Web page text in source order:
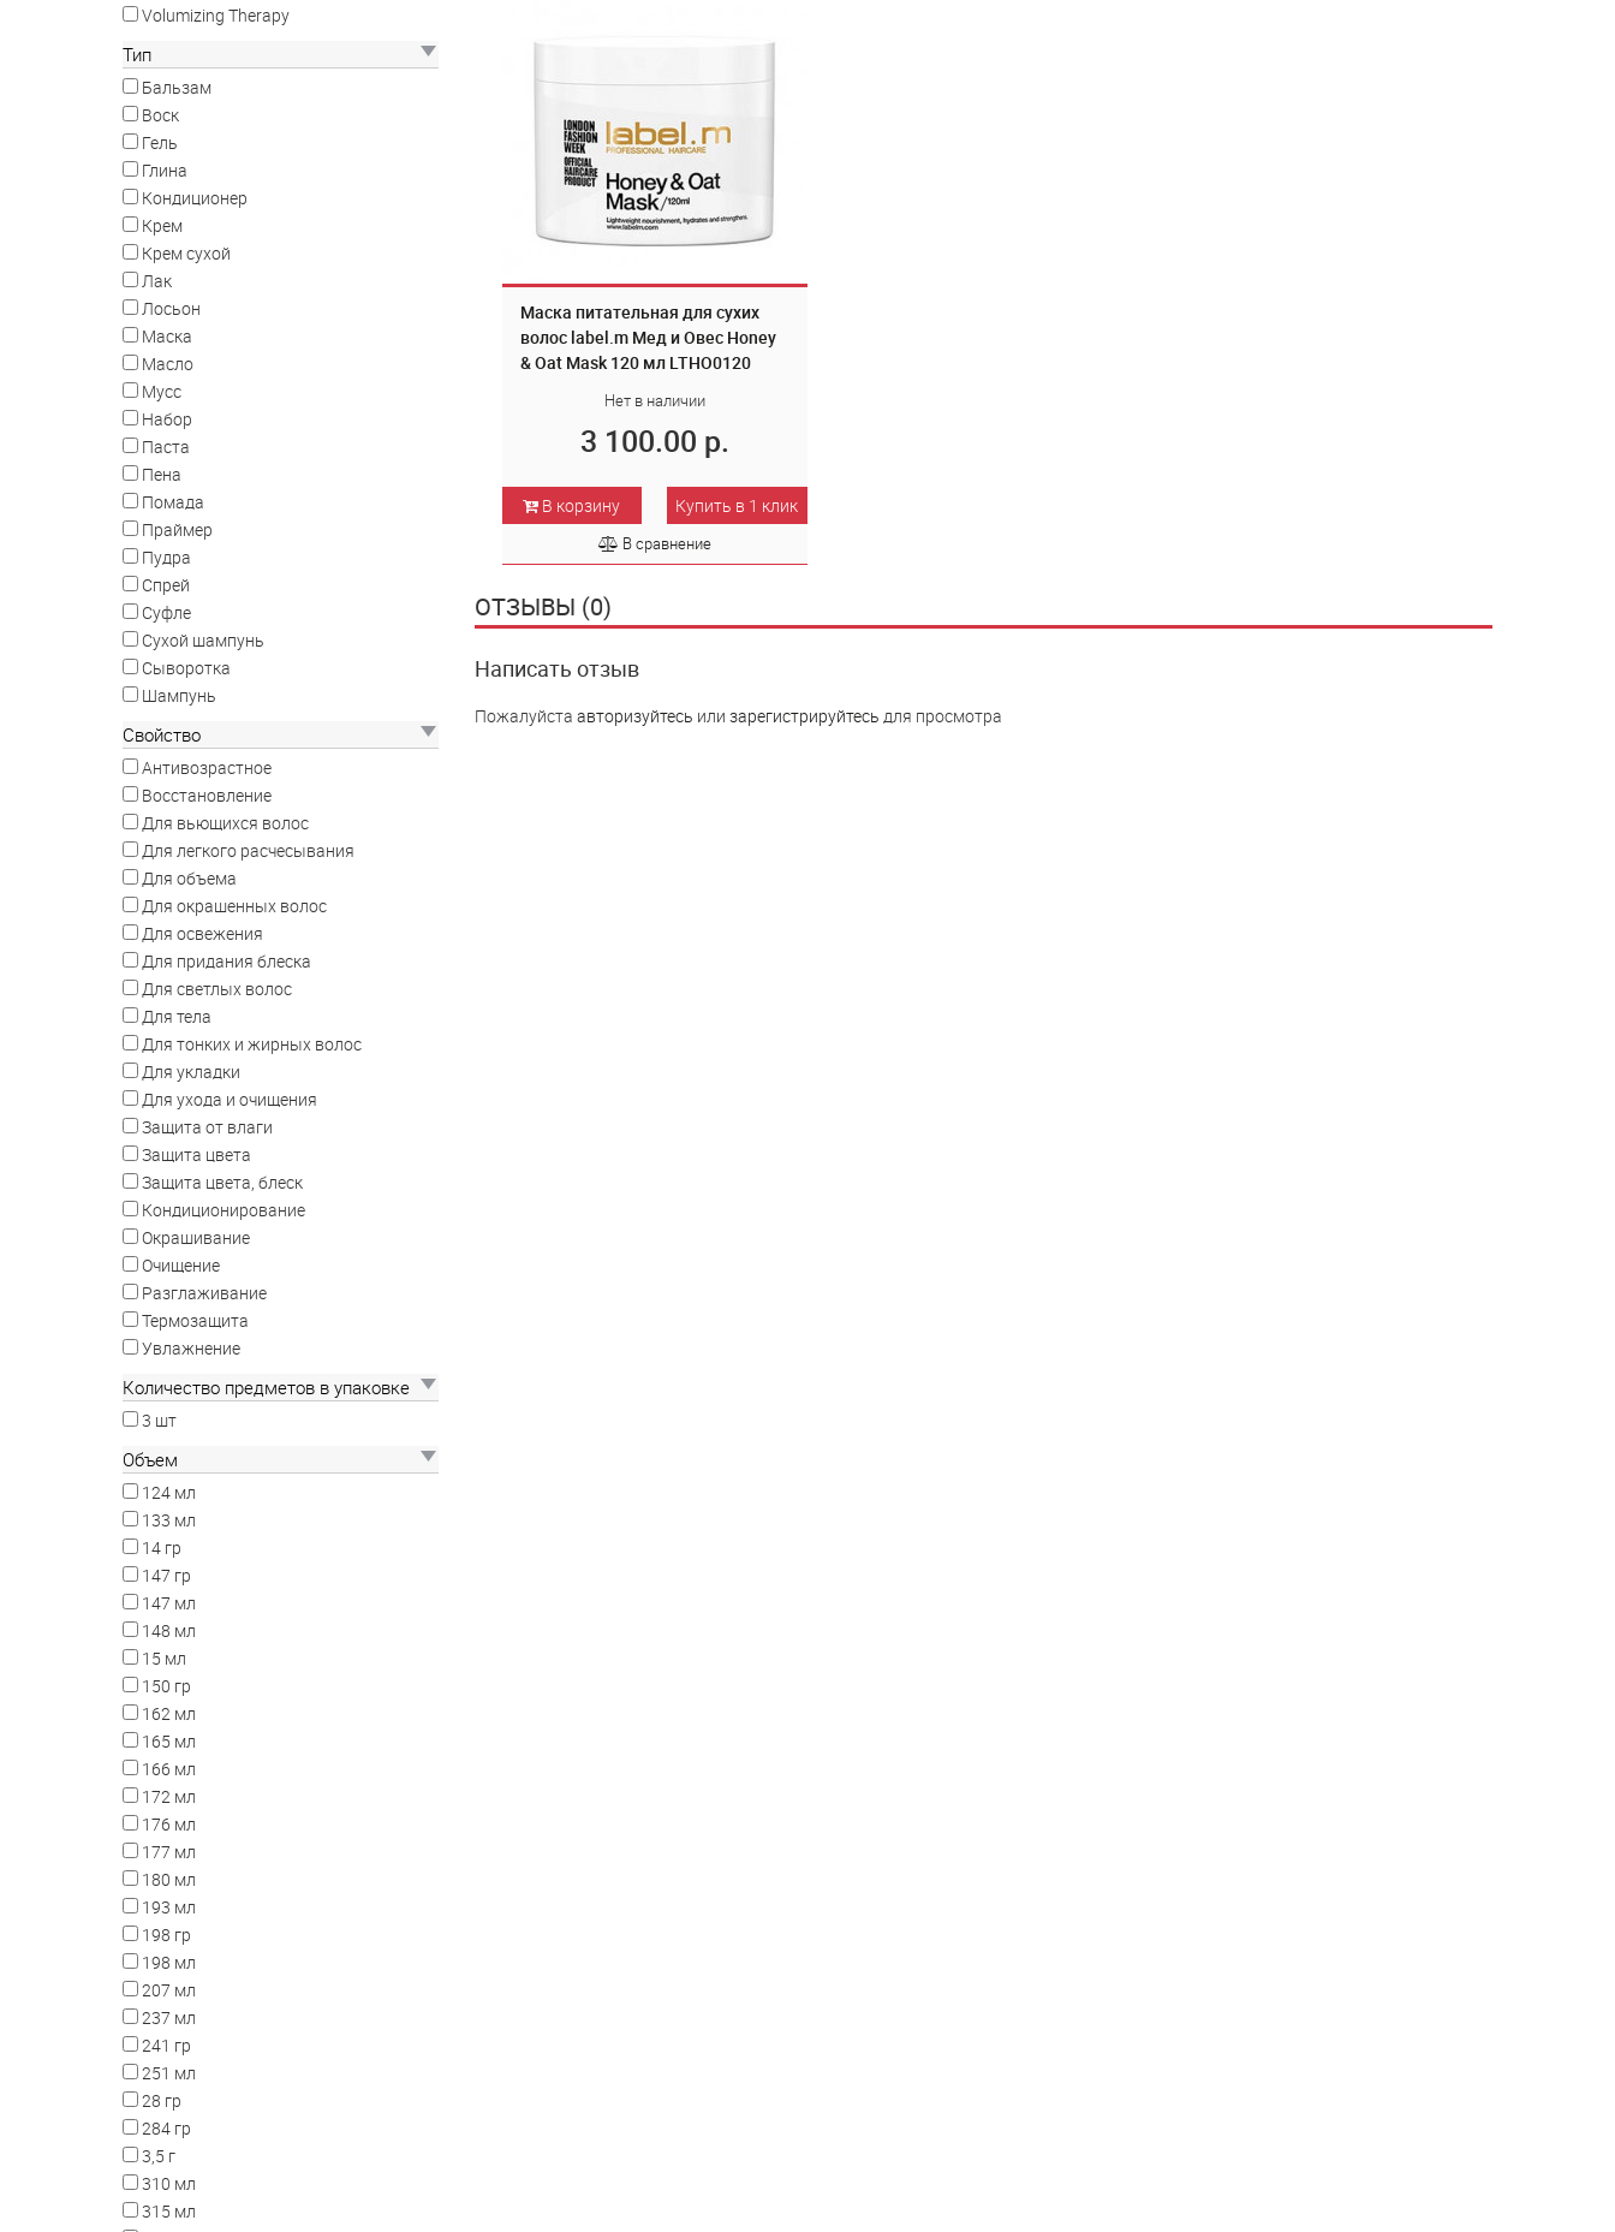
Volumizing Therapy
Тип
Бальзам
Воск
Гель
Глина
Кондиционер
Крем
Крем сухой
Лак
Лосьон
Маска
Масло
Мусс
Набор
Паста
Пена
Помада
Праймер
Пудра
Спрей
Суфле
Сухой шампунь
Сыворотка
Шампунь
Свойство
Антивозрастное
Восстановление
Для вьющихся волос
Для легкого расчесывания
Для объема
Для окрашенных волос
Для освежения
Для придания блеска
Для светлых волос
Для тела
Для тонких и жирных волос
Для укладки
Для ухода и очищения
Защита от влаги
Защита цвета
Защита цвета, блеск
Кондиционирование
Окрашивание
Очищение
Разглаживание
Термозащита
Увлажнение
Количество предметов в упаковке
3 шт
Объем
124 мл
133 мл
14 гр
147 гр
147 мл
148 мл
15 мл
150 гр
162 мл
165 мл
166 мл
172 мл
176 мл
177 мл
180 мл
193 мл
198 гр
198 мл
207 мл
237 мл
241 гр
251 мл
28 гр
284 гр
3,5 г
310 мл
315 мл
Маска питательная для сухих
волос label.m Мед и Овес Honey
& Oat Mask 120 мл LTHO0120
Нет в наличии
3 100.00 р.
В корзину Купить в 1 клик
В сравнение
ОТЗЫВЫ (0)
Написать отзыв
Пожалуйста авторизуйтесь или зарегистрируйтесь для просмотра